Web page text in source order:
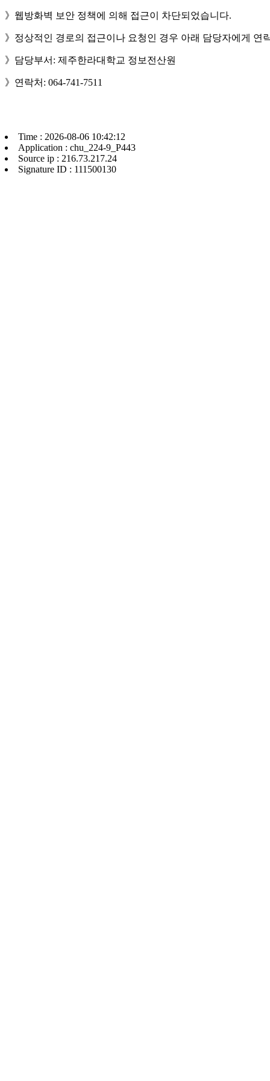
》웹방화벽 보안 정책에 의해 접근이 차단되었습니다.
》정상적인 경로의 접근이나 요청인 경우 아래 담당자에게 연
》담당부서: 제주한라대학교 정보전산원
》연락처: 064-741-7511
Time : 2026-08-06 10:42:12
Application : chu_224-9_P443
Source ip : 216.73.217.24
Signature ID : 111500130